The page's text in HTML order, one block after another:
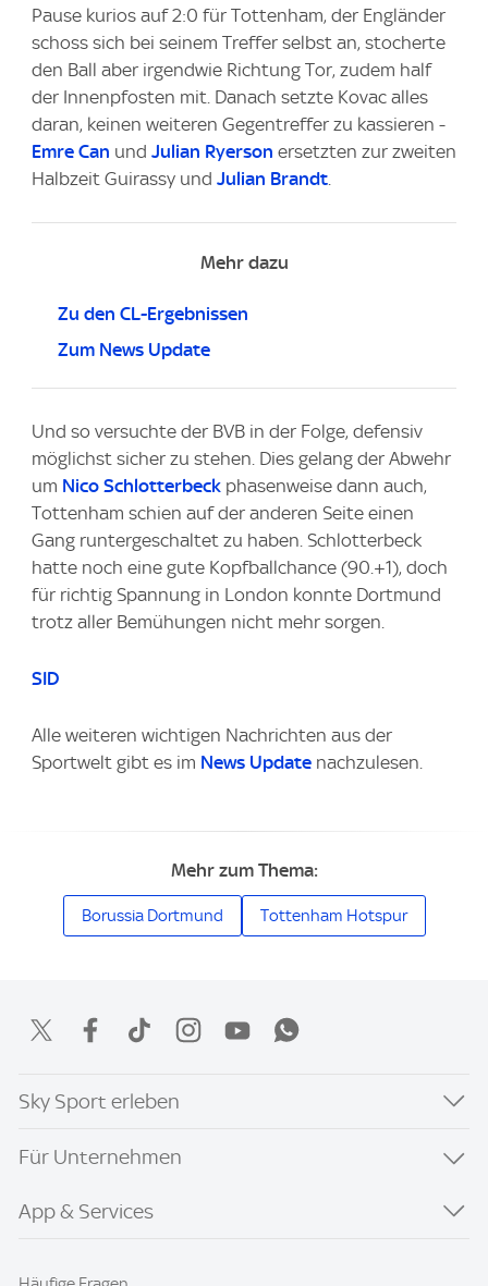
Pause kurios auf 2:0 für Tottenham, der Engländer
schoss sich bei seinem Treffer selbst an, stocherte
den Ball aber irgendwie Richtung Tor, zudem half
der Innenpfosten mit. Danach setzte Kovac alles
daran, keinen weiteren Gegentreffer zu kassieren -
Emre Can und Julian Ryerson ersetzten zur zweiten
Halbzeit Guirassy und Julian Brandt
Mehr dazu
Zu den CL-Ergebnissen
Zum News Update
Und so versuchte der BVB in der Folge, defensiv
möglichst sicher zu stehen. Dies gelang der Abwehr
um Nico Schlotterbeck phasenweise dann auch,
Tottenham schien auf der anderen Seite einen
Gang runtergeschaltet zu haben. Schlotterbeck
hatte noch eine gute Kopfballchance (90.+1), doch
für richtig Spannung in London konnte Dortmund
trotz aller Bemühungen nicht mehr sorgen.
SID
Alle weiteren wichtigen Nachrichten aus der
Sportwelt gibt es im News Update nachzulesen.
Mehr zum Thema:
Borussia Dortmund Tottenham Hotspur
Sky Sport erleben
Für Unternehmen
App & Services